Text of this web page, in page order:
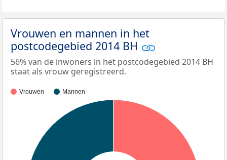
Vrouwen en mannen in het
postcodegebied 2014 BH
56% van de inwoners in het postcodegebied 2014 BH
staat als vrouw geregistreerd.
Vrouwen Mannen